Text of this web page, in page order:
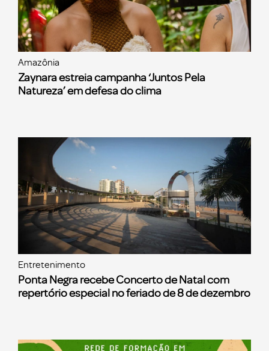
Amazônia
Zaynara estreia campanha ‘Juntos Pela
Natureza’ em defesa do clima
Entretenimento
Ponta Negra recebe Concerto de Natal com
repertório especial no feriado de 8 de dezembro